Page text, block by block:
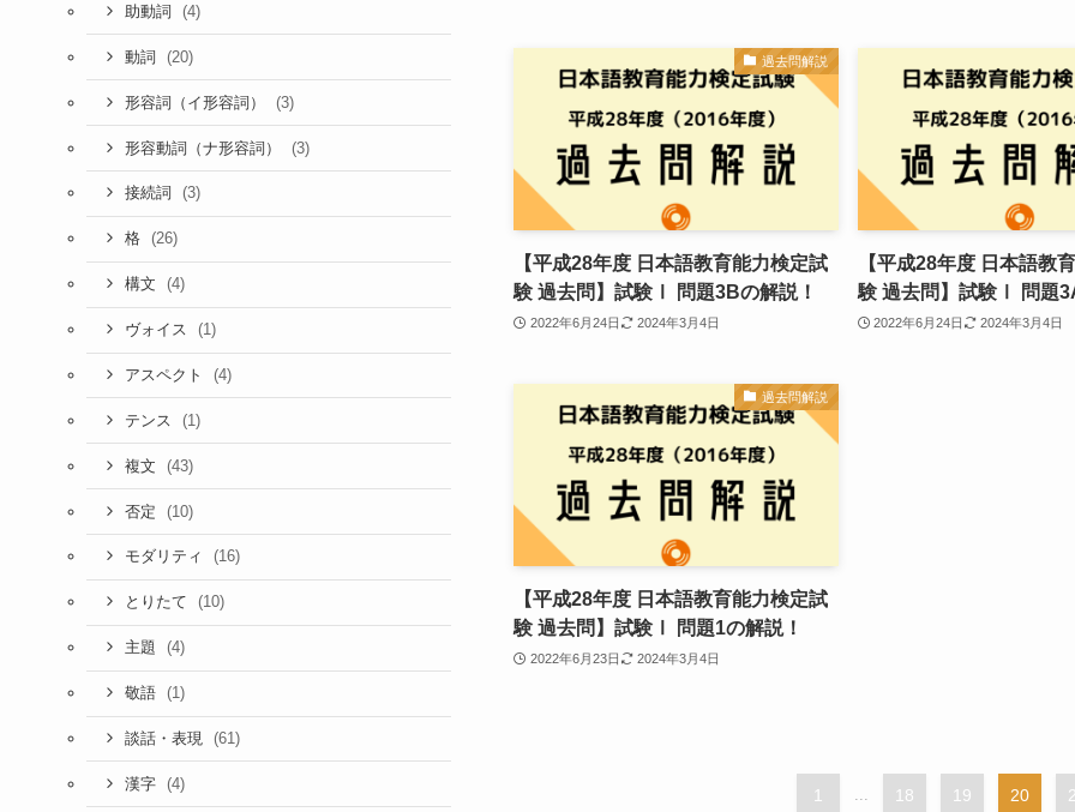
過去問解説
【平成28年度 日本語教育能力検定試
験 過去問】試験Ⅰ 問題3Bの解説！
2022年6月24日 2024年3月4日
【平成28年度 日本語教
験 過去問】試験Ⅰ 問題
2022年6月24日 2024年3月4日
過去問解説
【平成28年度 日本語教育能力検定試
験 過去問】試験Ⅰ 問題1の解説！
2022年6月23日 2024年3月4日
1 18 19 20
助動詞 (4)
動詞 (20)
形容詞（イ形容詞） (3)
形容動詞（ナ形容詞） (3)
接続詞 (3)
格 (26)
構文 (4)
ヴォイス (1)
アスペクト (4)
テンス (1)
複文 (43)
否定 (10)
モダリティ (16)
とりたて (10)
主題 (4)
敬語 (1)
談話・表現 (61)
漢字 (4)